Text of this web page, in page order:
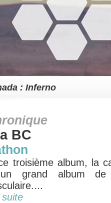
: Inferno
BC
troisième album, la
grand album